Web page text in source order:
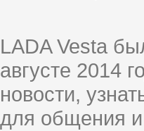
LADA Vesta
августе 2014
новости,
для общения